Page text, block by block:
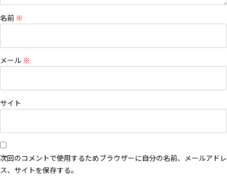
名前 ※
メール ※
サイト
次回のコメントで使用するためブラウザーに自分の名前、メールアドレ
ス、サイトを保存する。